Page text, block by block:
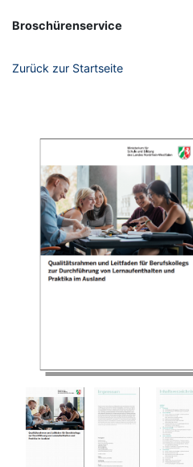
Broschürenservice
Zurück zur Startseite